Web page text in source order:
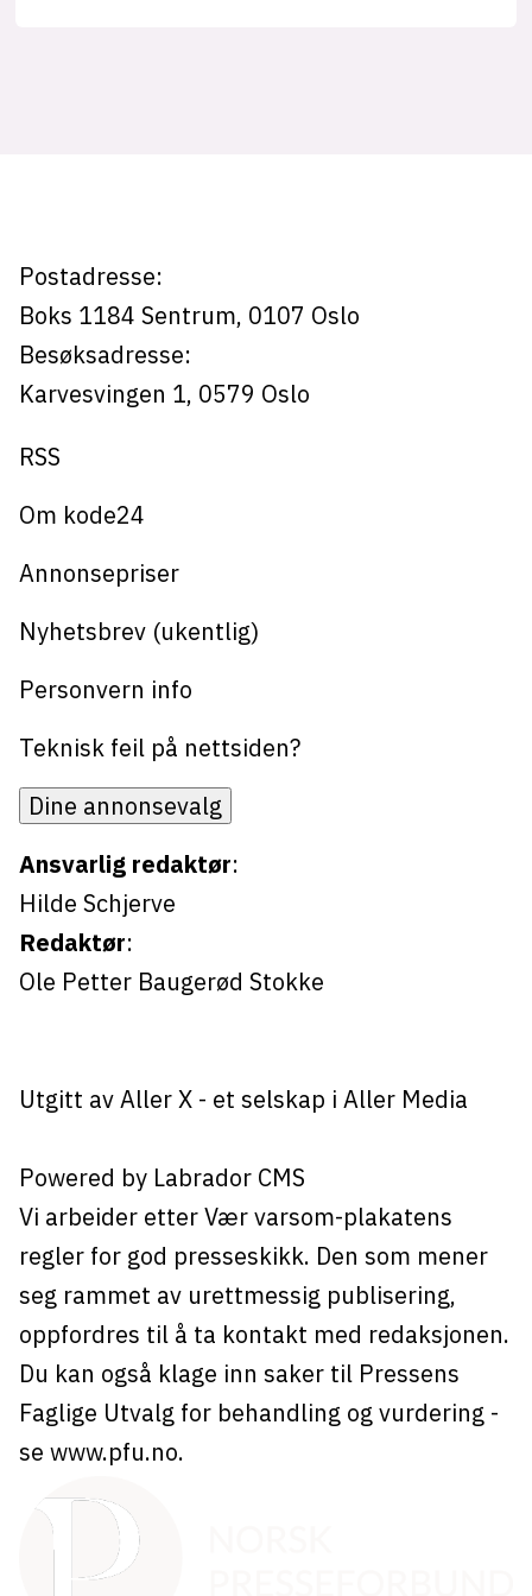
LinkedIn
Bluesky
Facebook
annonseguide
suksesshistorier
Postadresse:
Boks 1184 Sentrum, 0107 Oslo
Besøksadresse:
Karvesvingen 1, 0579 Oslo
RSS
Om kode24
Annonsepriser
Nyhetsbrev (ukentlig)
Personvern info
Teknisk feil på nettsiden?
Dine annonsevalg
Ansvarlig redaktør:
Hilde Schjerve
Redaktør:
Ole Petter Baugerød Stokke
Utgitt av Aller X- et selskap i Aller Media
Powered by Labrador CMS
Vi arbeider etter Vær varsom-plakatens
regler for god presseskikk. Den som mener
seg rammet av urettmessig publisering,
oppfordres til å ta kontakt med redaksjonen.
Du kan også klage inn saker til Pressens
Faglige Utvalg for behandling og vurdering -
se www.pfu.no.